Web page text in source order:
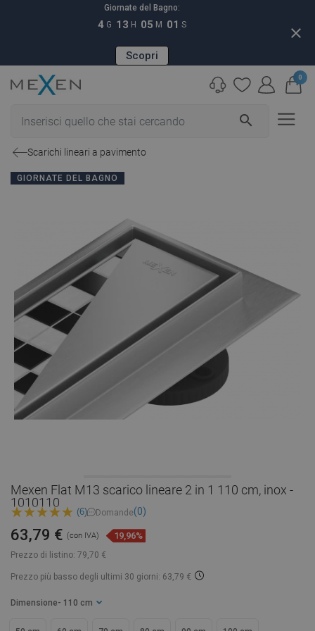
Giornate del Bagno:
4 G 13 H 05 M 00 S
Scopri
close
search
0
Scarichi lineari a pavimento
GIORNATE DEL BAGNO
Mexen Flat M13 scarico lineare 2 in 1 110 cm, inox -
1010110
(6) Domande(0)
Prezzo di listino: 79,70 €
63,79 € (con IVA) 19,96%
Prezzo più basso degli ultimi 30 giorni: 63,79 €
Dimensione - 110 cm